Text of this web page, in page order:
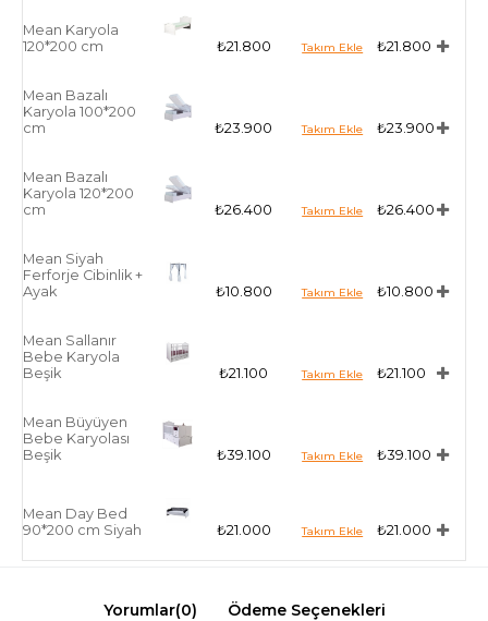
Mean Karyola
120*200 cm
₺21.800 ₺21.800
Mean Bazalı
Karyola 100*200
cm
₺23.900 ₺23.900
Mean Bazalı
Karyola 120*200
cm
₺26.400 ₺26.400
Mean Siyah
Ferforje Cibinlik +
Ayak
₺10.800 ₺10.800
Mean Sallanır
Bebe Karyola
Beşik
₺21.100 ₺21.100
Mean Büyüyen
Bebe Karyolası
Beşik
₺39.100 ₺39.100
Mean Day Bed
90*200 cm Siyah
₺21.000 ₺21.000
Yorumlar(0) Ödeme Seçenekleri